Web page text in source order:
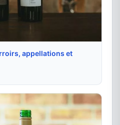
appellations et